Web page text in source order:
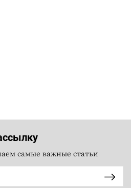
самые важные статьи